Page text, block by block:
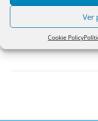
Ver
Cookie Policy
Acceder
Registro
¿Has olvidado tu